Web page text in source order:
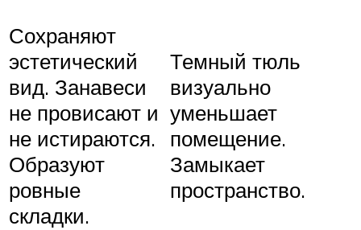
Сохраняют
эстетический
вид. Занавеси
не провисают и
не истираются.
Образуют
ровные
складки.
Темный тюль
визуально
уменьшает
помещение.
Замыкает
пространство.